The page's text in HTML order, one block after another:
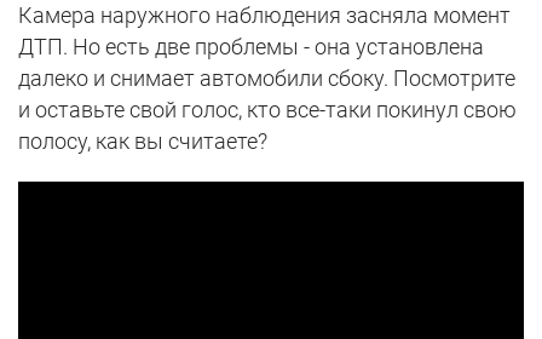
Камера наружного наблюдения засняла момент
ДТП. Но есть две проблемы - она установлена
далеко и снимает автомобили сбоку. Посмотрите
и оставьте свой голос, кто все-таки покинул свою
полосу, как вы считаете?